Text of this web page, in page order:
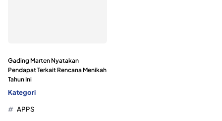
Gading Marten Nyatakan
Pendapat Terkait Rencana Menikah
Tahun Ini
Kategori
APPS